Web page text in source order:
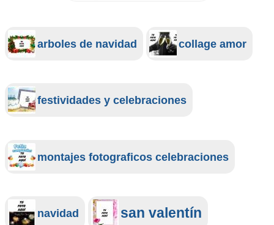
arboles de navidad collage amor
festividades y celebraciones
montajes fotograficos celebraciones
navidad san valentín